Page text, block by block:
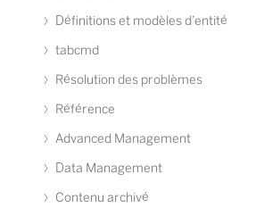
Définitions et modèles d’entité
tabcmd
Résolution des problèmes
Référence
Advanced Management
Data Management
Contenu archivé